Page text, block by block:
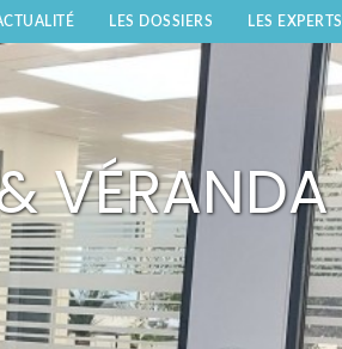
LES DOSSIERS LES EXPERTS
VÉRANDA